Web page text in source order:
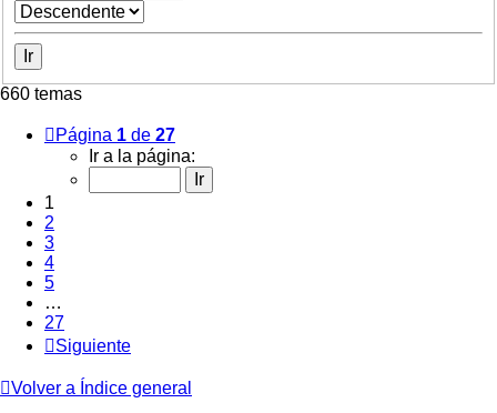
660 temas
Página 1 de 27
Ir a la página:
1
2
3
4
5
…
27
Siguiente
Volver a Índice general